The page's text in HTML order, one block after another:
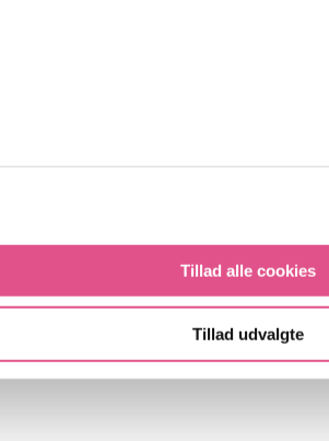
Tillad alle cookies
Tillad udvalgte